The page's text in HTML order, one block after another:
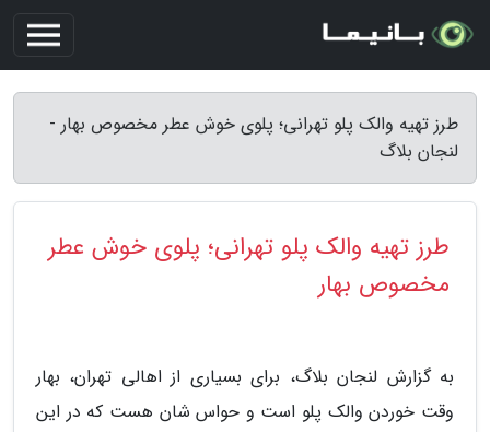
طرز تهیه والک پلو تهرانی؛ پلوی خوش عطر مخصوص بهار -
لنجان بلاگ
طرز تهیه والک پلو تهرانی؛ پلوی خوش عطر
مخصوص بهار
به گزارش لنجان بلاگ، برای بسیاری از اهالی تهران، بهار
وقت خوردن والک پلو است و حواس شان هست که در این